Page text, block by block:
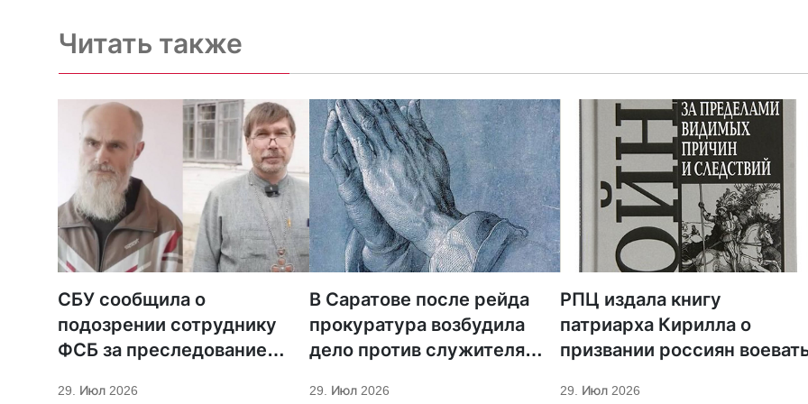
Читать также
СБУ сообщила о
подозрении сотруднику
ФСБ за преследование
29. Июл 2026
В Саратове после рейда
прокуратура возбудила
дело против служителя
29. Июл 2026
РПЦ издала книгу
патриарха Кирилла о
призвании россиян
29. Июл 2026